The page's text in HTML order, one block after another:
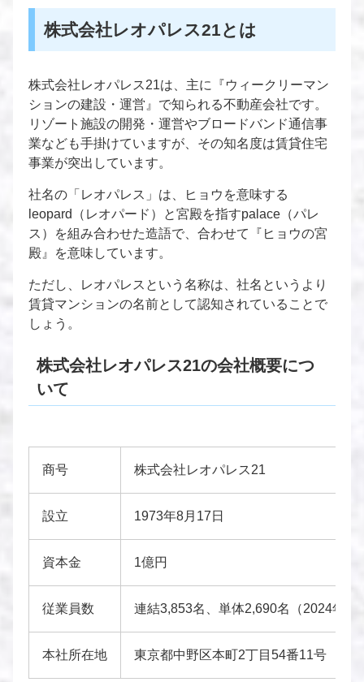
株式会社レオパレス21とは
株式会社レオパレス21は、主に『ウィークリーマン
ションの建設・運営』で知られる不動産会社です。
リゾート施設の開発・運営やブロードバンド通信事
業なども手掛けていますが、その知名度は賃貸住宅
事業が突出しています。
社名の「レオパレス」は、ヒョウを意味する
leopard（レオパード）と宮殿を指すpalace（パレ
ス）を組み合わせた造語で、合わせて『ヒョウの宮
殿』を意味しています。
ただし、レオパレスという名称は、社名というより
賃貸マンションの名前として認知されていることで
しょう。
株式会社レオパレス21の会社概要につ
いて
商号 株式会社レオパレス21
設立 1973年8月17日
資本金 1億円
従業員数 連結3,853名、単体2,690名（2024年3
本社所在地 東京都中野区本町2丁目54番11号